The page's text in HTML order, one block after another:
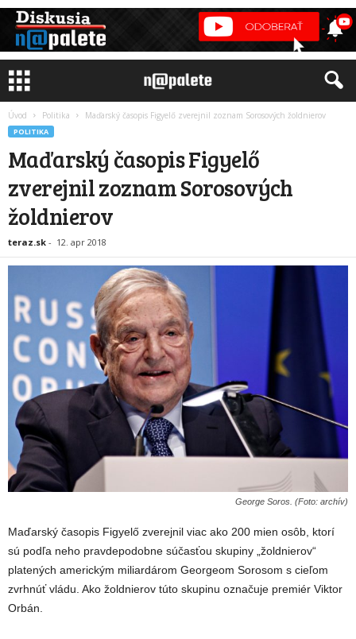
Úvod Politika Maďarský časopis Figyelő zverejnil zoznam Sorosových žoldnierov
POLITIKA
Maďarský časopis Figyelő
zverejnil zoznam Sorosových
žoldnierov
teraz.sk - 12. apr 2018
George Soros. (Foto: archív)
Maďarský časopis Figyelő zverejnil viac ako 200 mien osôb, ktorí
sú podľa neho pravdepodobne súčasťou skupiny „žoldnierov“
platených americkým miliardárom Georgeom Sorosom s cieľom
zvrhnúť vládu. Ako žoldnierov túto skupinu označuje premiér Viktor
Orbán.